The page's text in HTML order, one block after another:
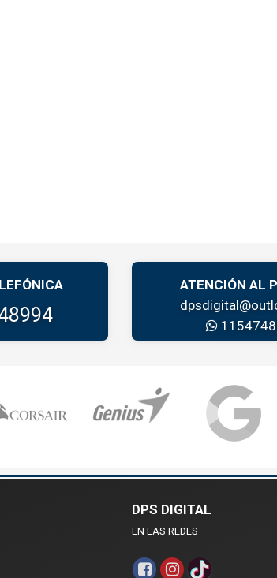
ATENCIÓN AL
DPS DIGITAL
EN LAS REDES